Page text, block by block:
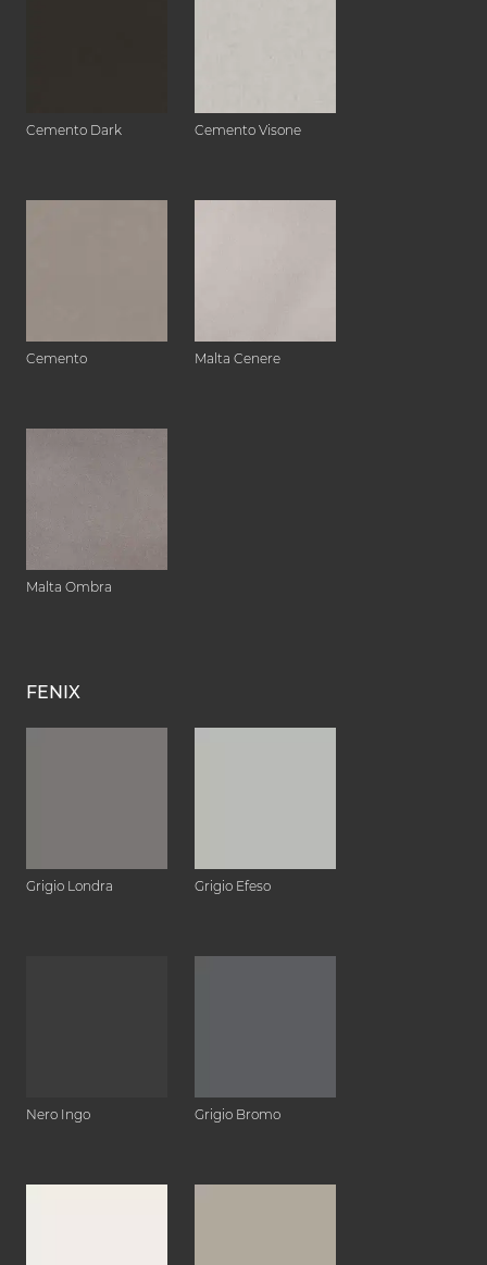
Cemento Dark Cemento Visone
Cemento Malta Cenere
Malta Ombra
FENIX
Grigio Londra Grigio Efeso
Nero Ingo Grigio Bromo